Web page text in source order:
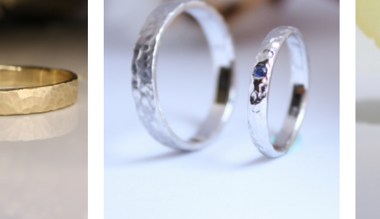
este pentru o pereche de verighete.
și Servicii Suplimentare*
a menține verighetele în stare perfectă, oferim o
curățare, lustruire, rodinare și redimensionare. În
contracost.
este gratuit pentru toate produsele realizate din
Conform OUG 34/2014, bijuteriile realizate la
pentru a ne asigura că bijuteria creată se